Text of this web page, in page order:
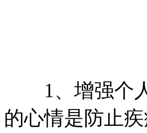
1、增强个人
的心情是防止